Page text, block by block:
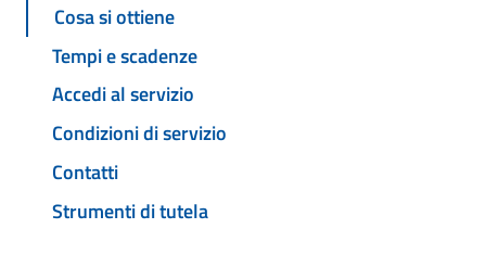
Cosa si ottiene
Tempi e scadenze
Accedi al servizio
Condizioni di servizio
Contatti
Strumenti di tutela